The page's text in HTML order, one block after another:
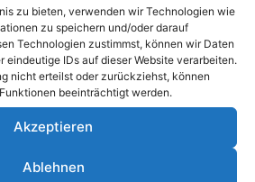
zu bieten, verwenden wir Technologien wie
zu speichern und/oder darauf
Technologien zustimmst, können wir Daten
eindeutige IDs auf dieser Website verarbeiten.
nicht erteilst oder zurückziehst, können
beeinträchtigt werden.
Akzeptieren
Ablehnen
abonnieren